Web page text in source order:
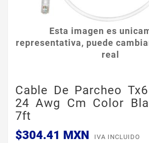
Esta imagen es
representativa, puede
real
Cable De Parcheo
24 Awg Cm Color
7ft
$304.41 MXN
IVA INCLUIDO